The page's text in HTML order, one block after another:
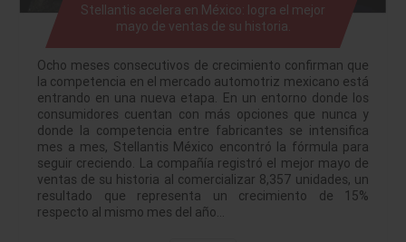
Stellantis acelera en México: logra el mejor
mayo de ventas de su historia.
Ocho meses consecutivos de crecimiento confirman que
la competencia en el mercado automotriz mexicano está
entrando en una nueva etapa. En un entorno donde los
consumidores cuentan con más opciones que nunca y
donde la competencia entre fabricantes se intensifica
mes a mes, Stellantis México encontró la fórmula para
seguir creciendo. La compañía registró el mejor mayo de
ventas de su historia al comercializar 8,357 unidades, un
resultado que representa un crecimiento de 15%
respecto al mismo mes del año…